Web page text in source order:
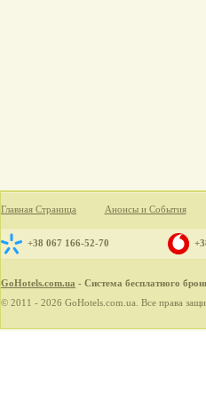
Главная Страница Анонсы и События
+38 067 166-52-70
GoHotels.com.ua - Система бесплатного
© 2011 - 2026 GoHotels.com.ua. Все права